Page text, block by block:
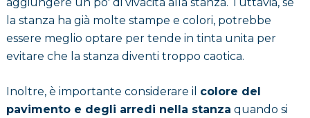
la stanza ha già molte stampe e colori, potrebbe
essere meglio optare per tende in tinta unita per
evitare che la stanza diventi troppo caotica.
Inoltre, è importante considerare il colore del
pavimento e degli arredi nella stanza quando si